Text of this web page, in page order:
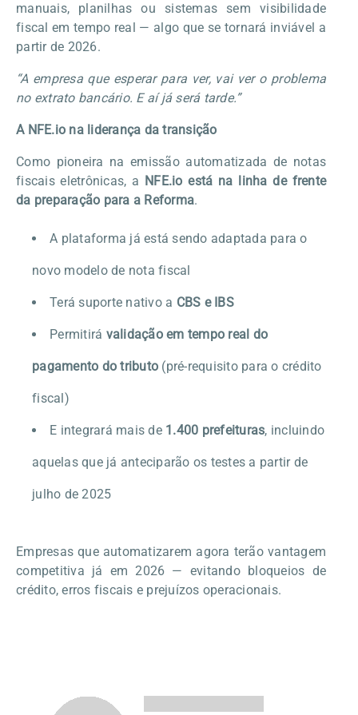
manuais, planilhas ou sistemas sem visibilidade
fiscal em tempo real — algo que se tornará inviável a
partir de 2026.
“A empresa que esperar para ver, vai ver o problema
no extrato bancário. E aí já será tarde.”
A NFE.io na liderança da transição
Como pioneira na emissão automatizada de notas
fiscais eletrônicas, a NFE.io está na linha de frente
da preparação para a Reforma.
A plataforma já está sendo adaptada para o
novo modelo de nota fiscal
Terá suporte nativo a CBS e IBS
Permitirá validação em tempo real do
pagamento do tributo (pré-requisito para o crédito
fiscal)
E integrará mais de 1.400 prefeituras, incluindo
aquelas que já anteciparão os testes a partir de
julho de 2025
Empresas que automatizarem agora terão vantagem
competitiva já em 2026 — evitando bloqueios de
crédito, erros fiscais e prejuízos operacionais.